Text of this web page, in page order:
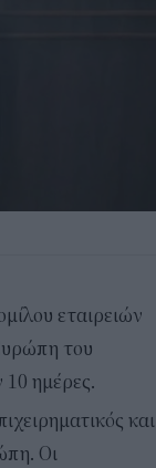
εταιρειών
του
ημέρες.
και
Οι